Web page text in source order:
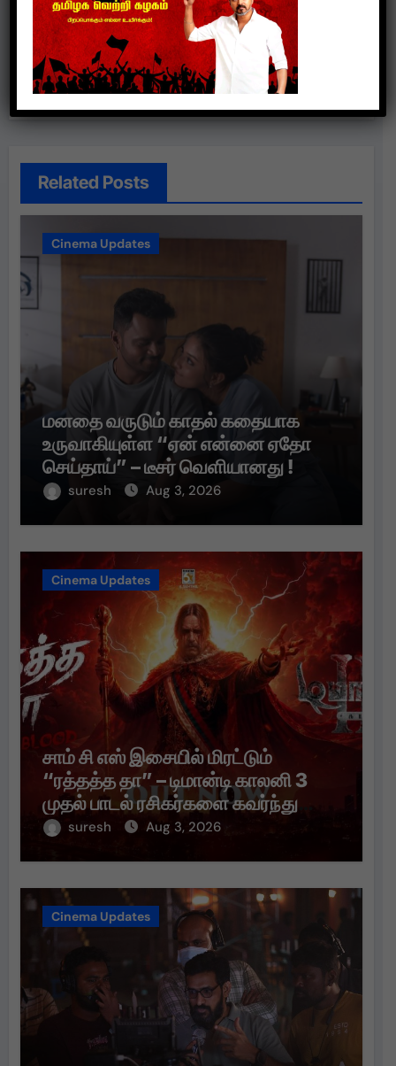
தலைவர் சூப்பர் ஸ்டார்
ரஜினிகாந்த்
வெளியிட்டார்!!
Related Posts
Cinema Updates
மனதை வருடும் காதல் கதையாக
உருவாகியுள்ள “ஏன் என்னை ஏதோ
செய்தாய்” – டீசர் வெளியானது !
suresh Aug 3, 2026
Cinema Updates
சாம் சி எஸ் இசையில் மிரட்டும்
“ரத்தத்த தா” – டிமான்டி காலனி 3
முதல் பாடல் ரசிகர்களை கவர்ந்து
வருகிறது!
suresh Aug 3, 2026
Cinema Updates